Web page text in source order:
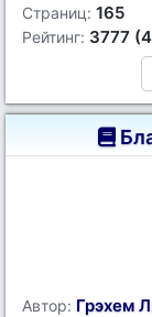
Страниц: 165
Рейтинг: 3777
Автор: Грэхем